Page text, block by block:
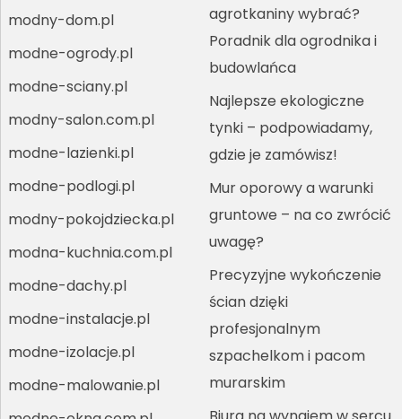
modny-dom.pl
modne-ogrody.pl
modne-sciany.pl
modny-salon.com.pl
modne-lazienki.pl
modne-podlogi.pl
modny-pokojdziecka.pl
modna-kuchnia.com.pl
modne-dachy.pl
modne-instalacje.pl
modne-izolacje.pl
modne-malowanie.pl
agrotkaniny wybrać?
Poradnik dla ogrodnika i
budowlańca
Najlepsze ekologiczne
tynki – podpowiadamy,
gdzie je zamówisz!
Mur oporowy a warunki
gruntowe – na co zwrócić
uwagę?
Precyzyjne wykończenie
ścian dzięki
profesjonalnym
szpachelkom i pacom
murarskim